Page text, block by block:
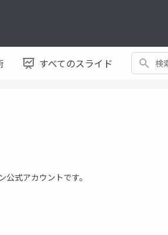
すべてのスライド 検索
式アカウントです。